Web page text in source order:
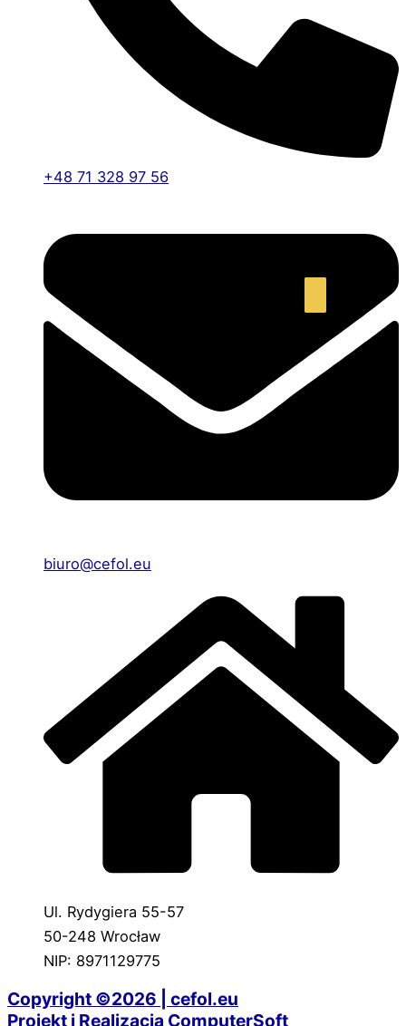
+48 71 328 97 56
biuro@cefol.eu
Ul. Rydygiera 55-57
50-248 Wrocław
NIP: 8971129775
Copyright ©2026 | cefol.eu
Projekt i Realizacja ComputerSoft